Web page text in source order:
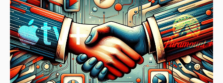
19년 만에 수퍼볼 2년 연속 우승이라는 기록을 세웠고, 최근 5년간 4번
수퍼볼에 진출, 세 번 우승하며 명실상부 ‘치프스 왕조’를 건설했다. 생애 세
번째로 슈퍼볼 MVP에 오른 패트릭 마홈스는 톰 브래디(5회)에 이어 슈퍼볼
MVP를 두 번째로 많이 받은 선수(레전드 쿼터백 조 몬태나와 동률)가 됐다.
전날 일본 도쿄에서 공연을 마친 테일러 스위프트가 8900km를 날아와 남자
친구가 100만달러(약 13억원)을 지불하고 예약해 준 VIP룸에서 경기를
관람했다는 것도 이슈였다.